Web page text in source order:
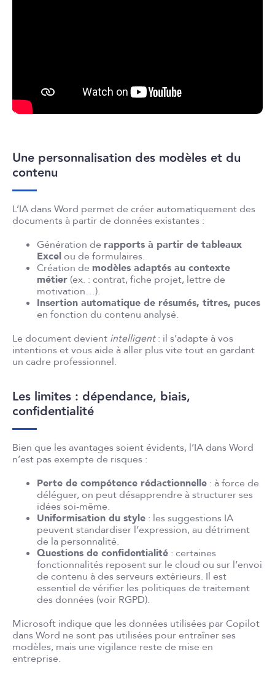
Une personnalisation des modèles et du
contenu
L’IA dans Word permet de créer automatiquement des
documents à partir de données existantes :
Génération de rapports à partir de tableaux
Excelou de formulaires.
Création de modèles adaptés au contexte
métier (ex. : contrat, fiche projet, lettre de
motivation…).
Insertion automatique de résumés, titres, puces
en fonction du contenu analysé.
Le document devient intelligent: il s’adapte à vos
intentions et vous aide à aller plus vite tout en gardant
un cadre professionnel.
Les limites : dépendance, biais,
confidentialité
Bien que les avantages soient évidents, l’IA dans Word
n’est pas exempte de risques :
Perte de compétence rédactionnelle : à force de
déléguer, on peut désapprendre à structurer ses
idées soi-même.
Uniformisation du style : les suggestions IA
peuvent standardiser l’expression, au détriment
de la personnalité.
Questions de confidentialité : certaines
fonctionnalités reposent sur le cloud ou sur l’envoi
de contenu à des serveurs extérieurs. Il est
essentiel de vérifier les politiques de traitement
des données (voir RGPD).
Microsoft indique que les données utilisées par Copilot
dans Word ne sont pas utilisées pour entraîner ses
modèles, mais une vigilance reste de mise en
entreprise.